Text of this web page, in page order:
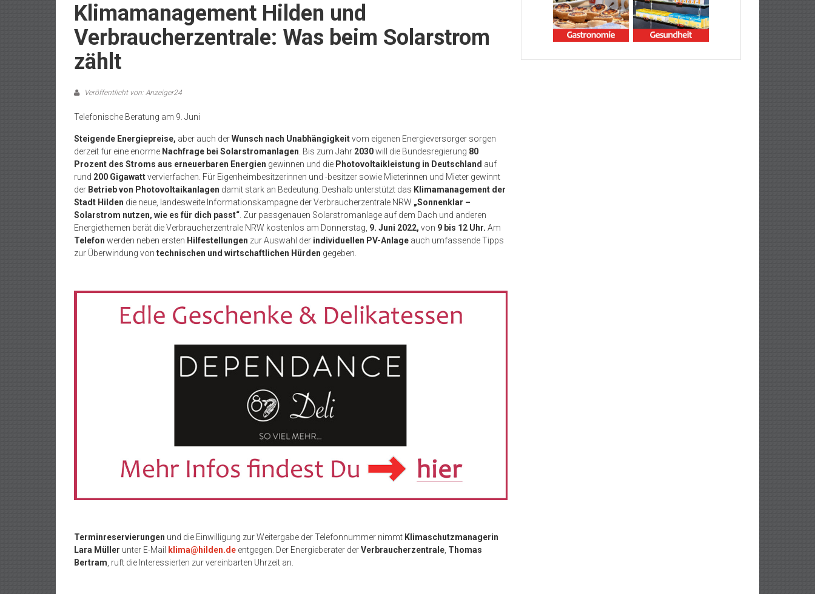
Klimamanagement Hilden und
Verbraucherzentrale: Was beim Solarstrom
zählt
Veröffentlicht von: Anzeiger24
Telefonische Beratung am 9. Juni
Steigende Energiepreise, aber auch derWunsch nach Unabhängigkeitvom eigenen Energieversorger sorgen
derzeit für eine enorme Nachfrage bei Solarstromanlagen . Bis zum Jahr 2030will die Bundesregierung 80
Prozent des Stroms aus erneuerbaren Energien gewinnen und die Photovoltaikleistung in Deutschland auf
rund 200 Gigawattvervierfachen. Für Eigenheimbesitzerinnen und -besitzer sowie Mieterinnen und Mieter gewinnt
der Betrieb von Photovoltaikanlagen damit stark an Bedeutung. Deshalb unterstützt das Klimamanagement der
Stadt Hilden die neue, landesweite Informationskampagne der Verbraucherzentrale NRW „Sonnenklar –
Solarstrom nutzen, wie es für dich passt“ . Zur passgenauen Solarstromanlage auf dem Dach und anderen
Energiethemen berät die Verbraucherzentrale NRW kostenlos am Donnerstag, 9. Juni 2022, von 9 bis 12 Uhr. Am
Telefon werden neben ersten Hilfestellungen zur Auswahl der individuellen PV-Anlage auch umfassende Tipps
zur Überwindung von technischen und wirtschaftlichen Hürden gegeben.
Terminreservierungen und die Einwilligung zur Weitergabe der Telefonnummer nimmt Klimaschutzmanagerin
Lara Müller unter E-Mail klima@hilden.de entgegen. Der Energieberater derVerbraucherzentrale Thomas
Bertram , ruft die Interessierten zur vereinbarten Uhrzeit an.